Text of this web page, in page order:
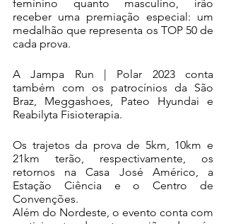
feminino quanto masculino, irão
receber uma premiação especial: um
medalhão que representa os TOP 50 de
cada prova.
A Jampa Run | Polar 2023 conta
também com os patrocínios da São
Braz, Meggashoes, Pateo Hyundai e
Reabilyta Fisioterapia.
Os trajetos da prova de 5km, 10km e
21km terão, respectivamente, os
retornos na Casa José Américo, a
Estação Ciência e o Centro de
Convenções.
Além do Nordeste, o evento conta com